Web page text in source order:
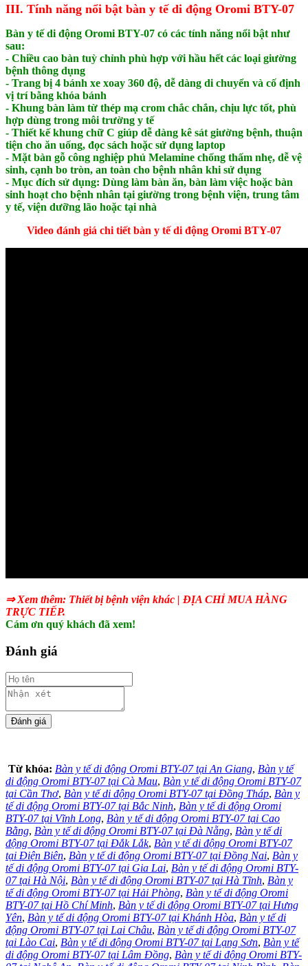
III. Tính năng nổi bật bàn y tế di động Oromi BTY-07
Bàn y tế di động Oromi BTY-07 có các tính năng nổi bật như
sau:
- Chiều cao bàn tuỳ chỉnh phù hợp với hầu hết các loại giường
bệnh thông dụng
- Trang bị 4 bánh xe xoay 360 độ, dễ dàng di chuyển và cố định
vị trí bằng khóa bánh
- Khung bàn làm từ thép mạ crom chắc chắn, chịu lực tốt, phù
hợp dùng trong môi trường y tế
- Thiết kế khung chữ C giúp dễ dàng kê sát giường bệnh, thuận
tiện cho ăn uống, đọc sách hoặc sử dụng laptop
- Mặt bàn gỗ công nghiệp phủ Melamine chống thấm nhẹ, dễ vệ
sinh, cạnh bo tròn, an toàn cho bệnh nhân khi sử dụng
- Mục đích sử dụng: Dùng làm bàn ăn, bàn làm việc hoặc bàn
sinh hoạt cho bệnh nhân tại giường trong bệnh viện, trung tâm
y tế, viện dưỡng lão hoặc tại nhà
Video đánh giá chi tiết bàn y tế di động Oromi BTY-07
⇒ Xem thêm: Thiết bị bệnh viện khác | ĐỊA CHỈ MUA HÀNG
TRỰC TIẾP.
Cám ơn quý khách đã xem!
Đánh giá
Từ khóa: Bàn y tế di động Oromi BTY-07 tại An Giang, Bàn y tế
di động Oromi BTY-07 tại Cà Mau, Bàn y tế di động Oromi BTY-07
tại Cần Thơ, Bàn y tế di động Oromi BTY-07 tại Đồng Tháp, Bàn y
tế di động Oromi BTY-07 tại Bắc Ninh, Bàn y tế di động Oromi
BTY-07 tại Vĩnh Long, Bàn y tế di động Oromi BTY-07 tại Cao
Bằng, Bàn y tế di động Oromi BTY-07 tại Đà Nẵng, Bàn y tế di
động Oromi BTY-07 tại Đắk Lắk, Bàn y tế di động Oromi BTY-07
tại Điện Biên, Bàn y tế di động Oromi BTY-07 tại Đồng Nai, Bàn y
tế di động Oromi BTY-07 tại Gia Lai, Bàn y tế di động Oromi BTY-
07 tại Hà Nội, Bàn y tế di động Oromi BTY-07 tại Hà Tĩnh, Bàn y
tế di động Oromi BTY-07 tại Hải Phòng, Bàn y tế di động Oromi
BTY-07 tại Hồ Chí Minh, Bàn y tế di động Oromi BTY-07 tại Hưng
Yên, Bàn y tế di động Oromi BTY-07 tại Khánh Hòa, Bàn y tế di
động Oromi BTY-07 tại Lai Châu, Bàn y tế di động Oromi BTY-07
tại Lào Cai, Bàn y tế di động Oromi BTY-07 tại Lạng Sơn, Bàn y tế
di động Oromi BTY-07 tại Lâm Đồng, Bàn y tế di động Oromi BTY-